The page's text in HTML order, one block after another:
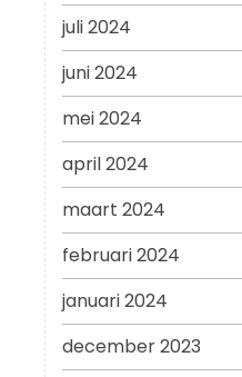
juli 2024
juni 2024
mei 2024
april 2024
maart 2024
februari 2024
januari 2024
december 2023